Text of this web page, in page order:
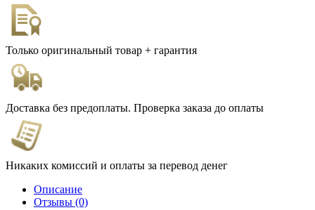
Только оригинальный товар + гарантия
Доставка без предоплаты. Проверка заказа до оплаты
Никаких комиссий и оплаты за перевод денег
Описание
Отзывы (0)